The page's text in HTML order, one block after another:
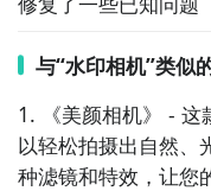
与“水印相机”类似
1. 《美颜相机》 - 这
以轻松拍摄出自然、
种滤镜和特效，让您